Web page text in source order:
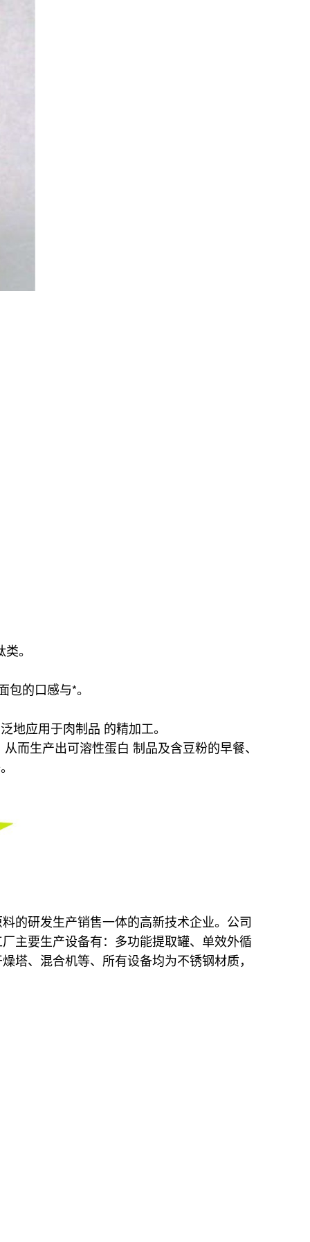
。
的口感与*。
地应用于肉制品 的精加工。
而生产出可溶性蛋白 制品及含豆粉的早餐、
的研发生产销售一体的高新技术企业。公司
主要生产设备有：多功能提取罐、单效外循
塔、混合机等、所有设备均为不锈钢材质，